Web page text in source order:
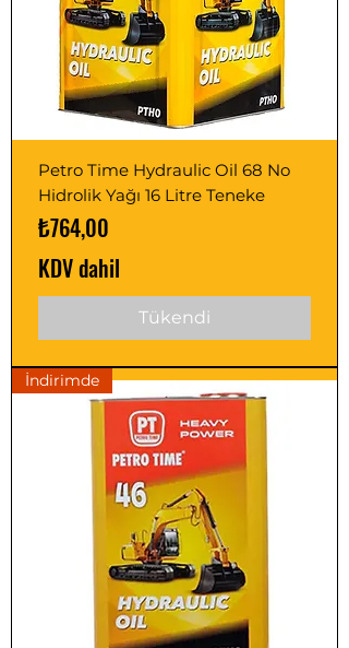
Petro Time Hydraulic Oil 68 No
Hidrolik Yağı 16 Litre Teneke
Fiyat
₺764,00
KDV dahil
Tükendi
İndirimde